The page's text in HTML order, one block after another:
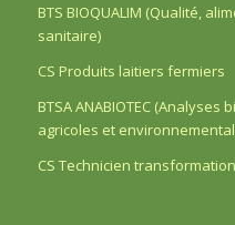
BTS BIOQUALIM (Qualité,
sanitaire)
CS Produits laitiers fermiers
BTSA ANABIOTEC
agricoles et
CS Technicien